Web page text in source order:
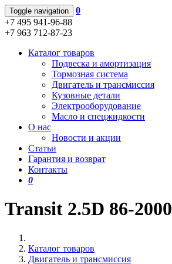
Toggle navigation
0
+7 495 941-96-88
+7 963 712-87-23
Каталог товаров
Подвеска и амортизация
Тормозная система
Двигатель и трансмиссия
Кузовные детали
Электрооборудование
Масло и спецжидкости
О нас
Новости и акции
Статьи
Гарантия и возврат
Контакты
0
Transit 2.5D 86-2000
Каталог товаров
Двигатель и трансмиссия